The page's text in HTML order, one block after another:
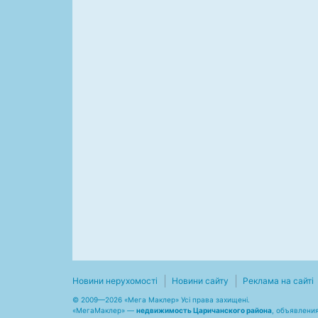
Новини нерухомості Новини сайту Реклама на сайті
© 2009—2026 «Мега Маклер» Усі права захищені.
«МегаМаклер» — недвижимость Царичанского района ,